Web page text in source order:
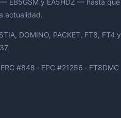
EB5GSM y EA5HDZ — hasta que
actualidad.
DOMINO, PACKET, FT8, FT4 y
#848 · EPC #21256 · FT8DMC